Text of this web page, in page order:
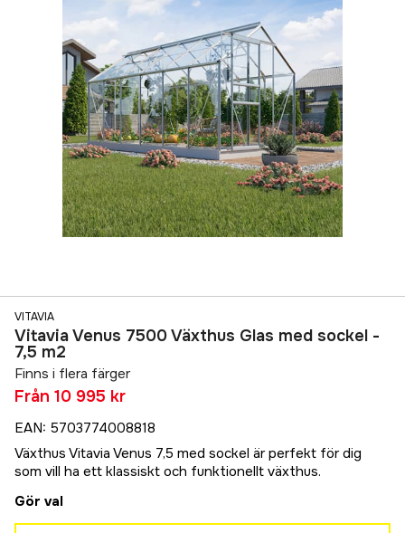
VITAVIA
Vitavia Venus 7500 Växthus Glas med sockel -
7,5 m2
Finns i flera färger
Från 10 995 kr
EAN: 5703774008818
Växthus Vitavia Venus 7,5 med sockel är perfekt för dig
som vill ha ett klassiskt och funktionellt växthus.
Gör val